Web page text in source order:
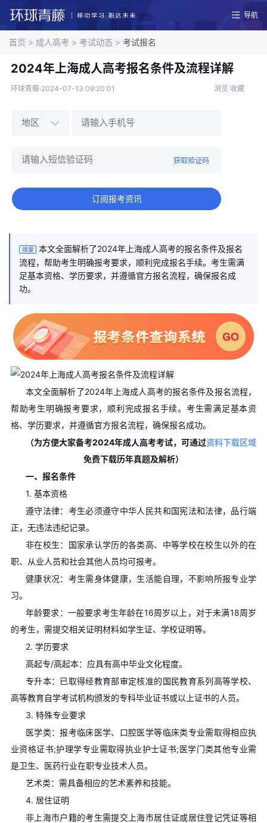
导航
首页 > 成人高考 > 考试动态 > 考试报名
2024年上海成人高考报名条件及流程详解
环球青藤·2024-07-13 09:20:01 浏览 收藏
获取验证码
订阅报考资讯
摘要
本文全面解析了2024年上海成人高考的报名条件及报名
流程，帮助考生明确报考要求，顺利完成报名手续。考生需满
足基本资格、学历要求，并遵循官方报名流程，确保报名成
功。
本文全面解析了2024年上海成人高考的报名条件及报名流程，
帮助考生明确报考要求，顺利完成报名手续。考生需满足基本资
格、学历要求，并遵循官方报名流程，确保报名成功。
（为方便大家备考2024年成人高考考试，可通过资料下载区域
免费下载历年真题及解析）
一、报名条件
1. 基本资格
遵守法律：考生必须遵守中华人民共和国宪法和法律，品行端
正，无违法违纪记录。
非在校生：国家承认学历的各类高、中等学校在校生以外的在
职、从业人员和社会其他人员均可报考。
健康状况：考生需身体健康，生活能自理，不影响所报专业学
习。
年龄要求：一般要求考生年龄在16周岁以上，对于未满18周岁
的考生，需提交相关证明材料如学生证、学校证明等。
2. 学历要求
高起专/高起本：应具有高中毕业文化程度。
专升本：已取得经教育部审定核准的国民教育系列高等学校、
高等教育自学考试机构颁发的专科毕业证书或以上证书的人员。
3. 特殊专业要求
医学类：报考临床医学、口腔医学等临床类专业需取得相应执
业资格证书;护理学专业需取得执业护士证书;医学门类其他专业需
是卫生、医药行业在职专业技术人员。
艺术类：需具备相应的艺术素养和技能。
4. 居住证明
非上海市户籍的考生需提交上海市居住证或居住登记凭证等相